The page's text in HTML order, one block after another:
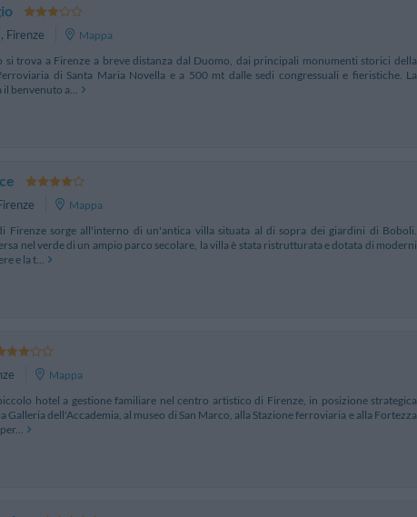
, Firenze
Mappa
si trova a Firenze a breve distanza dal Duomo, dai principali monumenti storici della
di Santa Maria Novella e a 500 mt dalle sedi congressuali e fieristiche. La
benvenuto a...
Mappa
Firenze sorge all'interno di un'antica villa situata al di sopra dei giardini di Boboli.
nel verde di un ampio parco secolare, la villa è stata ristrutturata e dotata di moderni
e la t...
Mappa
hotel a gestione familiare nel centro artistico di Firenze, in posizione strategica
Galleria dell'Accademia, al museo di San Marco, alla Stazione ferroviaria e alla Fortezza